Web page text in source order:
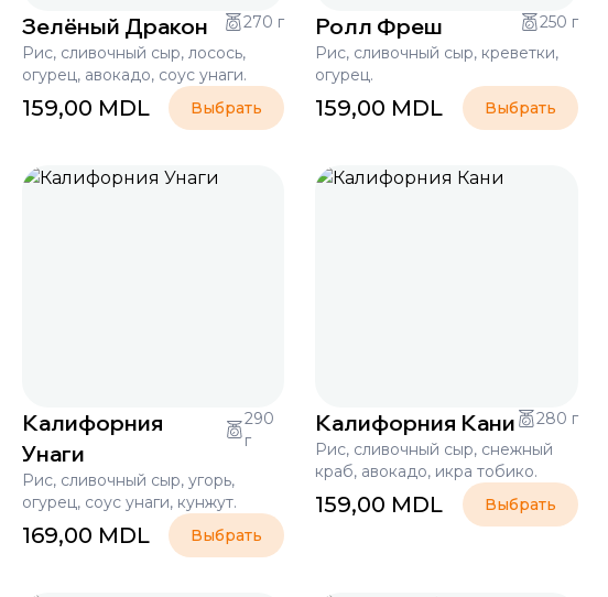
Зелёный Дракон
270 г
Рис, сливочный сыр, лосось,
огурец, авокадо, соус унаги.
159,00 MDL Выбрать
Ролл Фреш
250 г
Рис, сливочный сыр, креветки,
огурец.
159,00 MDL Выбрать
Калифорния
Унаги
290
г
Рис, сливочный сыр, угорь,
огурец, соус унаги, кунжут.
169,00 MDL Выбрать
Калифорния Кани
280 г
Рис, сливочный сыр, снежный
краб, авокадо, икра тобико.
159,00 MDL Выбрать